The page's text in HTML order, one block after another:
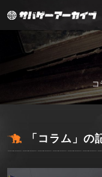
コ
「コラム」の